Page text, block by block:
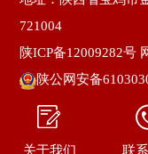
721004
陕ICP备12009282号
陕公网安备
关于我们 联